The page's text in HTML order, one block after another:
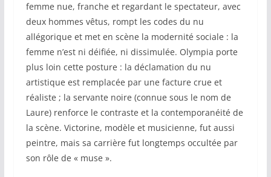
femme nue, franche et regardant le spectateur, avec
deux hommes vêtus, rompt les codes du nu
allégorique et met en scène la modernité sociale : la
femme n’est ni déifiée, ni dissimulée. Olympia porte
plus loin cette posture : la déclamation du nu
artistique est remplacée par une facture crue et
réaliste ; la servante noire (connue sous le nom de
Laure) renforce le contraste et la contemporanéité de
la scène. Victorine, modèle et musicienne, fut aussi
peintre, mais sa carrière fut longtemps occultée par
son rôle de « muse ».